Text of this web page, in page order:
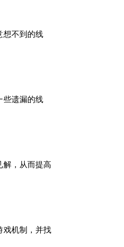
想不到的线
些遗漏的线
解，从而提高
戏机制，并找